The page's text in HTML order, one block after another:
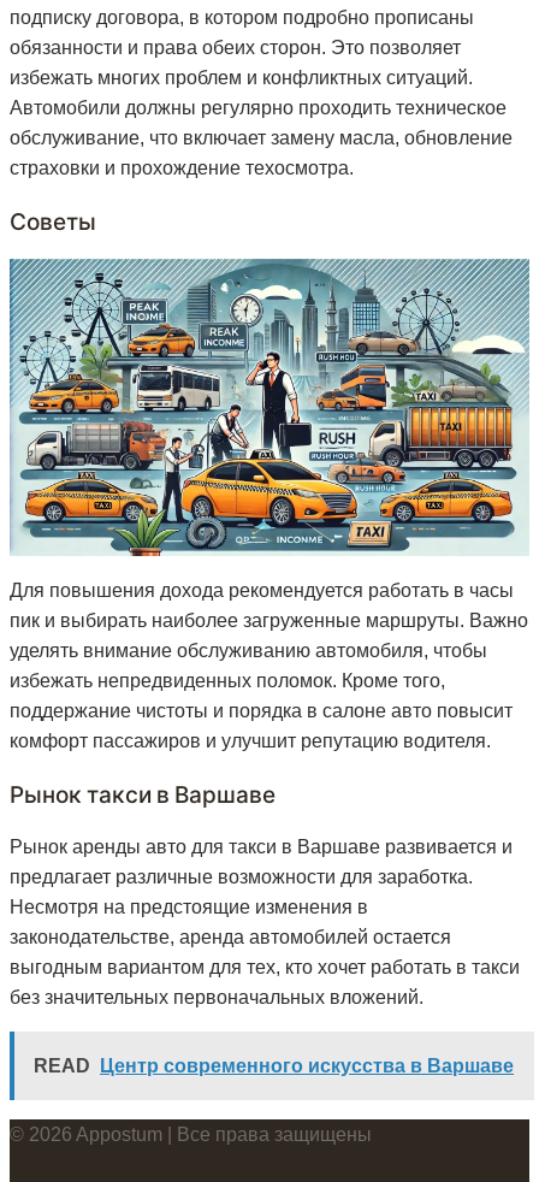
подписку договора, в котором подробно прописаны
обязанности и права обеих сторон. Это позволяет
избежать многих проблем и конфликтных ситуаций.
Автомобили должны регулярно проходить техническое
обслуживание, что включает замену масла, обновление
страховки и прохождение техосмотра.
Советы
Для повышения дохода рекомендуется работать в часы
пик и выбирать наиболее загруженные маршруты. Важно
уделять внимание обслуживанию автомобиля, чтобы
избежать непредвиденных поломок. Кроме того,
поддержание чистоты и порядка в салоне авто повысит
комфорт пассажиров и улучшит репутацию водителя.
Рынок такси в Варшаве
Рынок аренды авто для такси в Варшаве развивается и
предлагает различные возможности для заработка.
Несмотря на предстоящие изменения в
законодательстве, аренда автомобилей остается
выгодным вариантом для тех, кто хочет работать в такси
без значительных первоначальных вложений.
READ Центр современного искусства в Варшаве
© 2026 Appostum | Все права защищены